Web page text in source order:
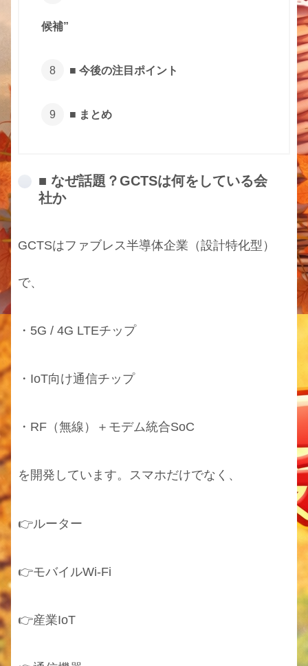
候補”
■ 今後の注目ポイント
■ まとめ
■ なぜ話題？GCTSは何をしている会
社か
GCTSはファブレス半導体企業（設計特化型）
で、
・5G / 4G LTEチップ
・IoT向け通信チップ
・RF（無線）＋モデム統合SoC
を開発しています。スマホだけでなく、
👉ルーター
👉モバイルWi-Fi
👉産業IoT